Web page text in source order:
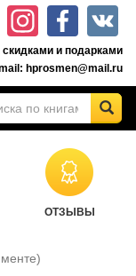
и подарками
hprosmen@mail.ru
Росмэн
ОТЗЫВЫ